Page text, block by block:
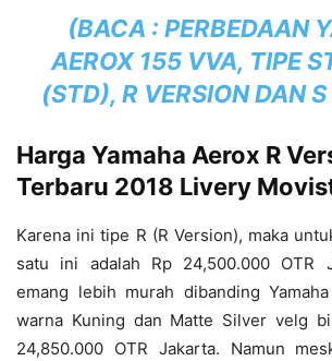
(BACA : PERBEDAAN
AEROX 155 VVA, TIPE
(STD), R VERSION DAN
Harga Yamaha Aerox R
Terbaru 2018 Livery
Karena ini tipe R (R Version), maka
satu ini adalah Rp 24,500.000 OTR
emang lebih murah dibanding
warna Kuning dan Matte Silver velg
24,850.000 OTR Jakarta. Namun